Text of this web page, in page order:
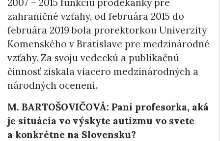
2007 – 2015 funkciu prodekanky pre
zahraničné vzťahy, od februára 2015 do
februára 2019 bola prorektorkou Univerzity
Komenského v Bratislave pre medzinárodné
vzťahy. Za svoju vedeckú a publikačnú
činnosť získala viacero medzinárodných a
národných ocenení.
M. BARTOŠOVIČOVÁ: Pani profesorka, aká
je situácia vo výskyte autizmu vo svete
a konkrétne na Slovensku?